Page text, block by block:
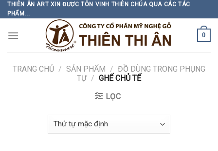
Skip
to
THIÊN ÂN ART XIN ĐƯỢC TÔN VINH THIÊN CHÚA QUA CÁC TÁC
PHẨM...
0
TRANG CHỦ / SẢN PHẨM / ĐỒ DÙNG TRONG PHỤNG
TỰ / GHẾ CHỦ TẾ
LỌC